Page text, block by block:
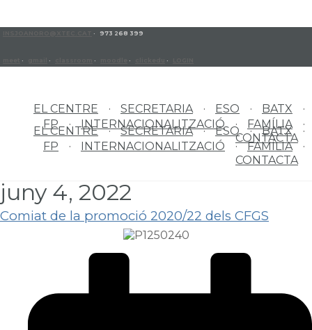
· 973 268 399
· · · · ·
EL CENTRE SECRETARIA ESO
BATX
FP
INTERNACIONALITZACIÓ
FAMÍLIA
CONTACTA
EL CENTRE SECRETARIA ESO
BATX
FP
INTERNACIONALITZACIÓ
FAMÍLIA
CONTACTA
juny 4, 2022
Comiat de la promoció 2020/22 dels CFGS